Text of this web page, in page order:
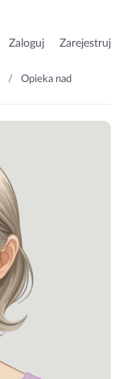
Zaloguj Zarejestruj
Opieka nad